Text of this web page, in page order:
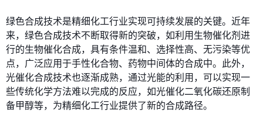
绿色合成技术是精细化工行业实现可持续发展的关键。近年
来，绿色合成技术不断取得新的突破，如利用生物催化剂进
行的生物催化合成，具有条件温和、选择性高、无污染等优
点，广泛应用于手性化合物、药物中间体的合成中。此外，
光催化合成技术也逐渐成熟，通过光能的利用，可以实现一
些传统化学方法难以完成的反应，如光催化二氧化碳还原制
备甲醇等，为精细化工行业提供了新的合成路径。